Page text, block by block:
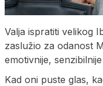
Valja ispratiti velikog
zaslužio za odanost
emotivnije,
Kad oni puste glas,